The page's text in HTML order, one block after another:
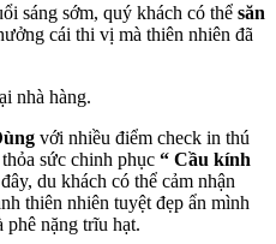
sáng sớm, quý khách có thể săn
cái thi vị mà thiên nhiên đã
nhà hàng.
với nhiều điểm check in thú
sức chinh phục “ Cầu kính
du khách có thể cảm nhận
thiên nhiên tuyệt đẹp ẩn mình
phê nặng trĩu hạt.